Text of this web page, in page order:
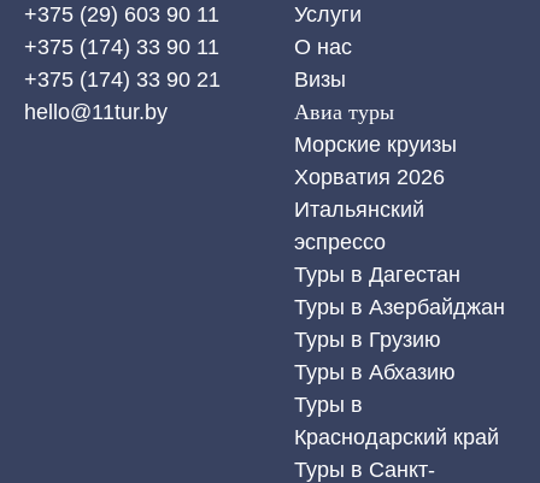
+375 (29) 603 90 11
+375 (174) 33 90 11
+375 (174) 33 90 21
hello@11tur.by
Услуги
О нас
Визы
Авиа туры
Морские круизы
Хорватия 2026
Итальянский
эспрессо
Туры в Дагестан
Туры в Азербайджан
Туры в Грузию
Туры в Абхазию
Туры в
Краснодарский край
Туры в Санкт-